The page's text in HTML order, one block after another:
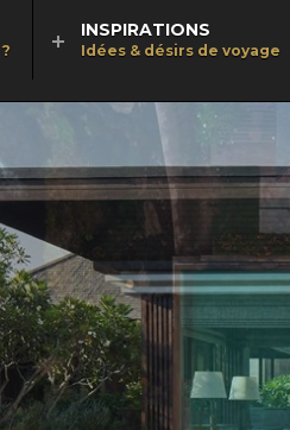
INSPIRATIONS
Idées & désirs de voyage